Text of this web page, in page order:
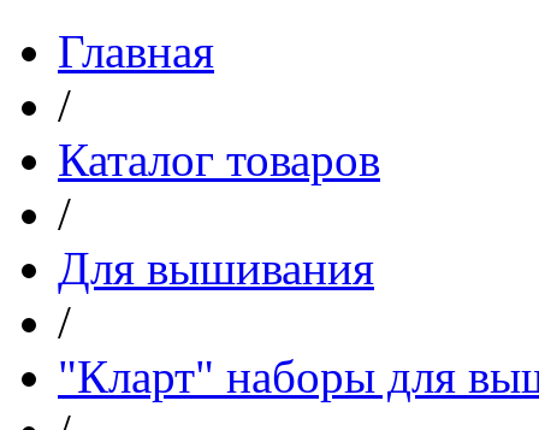
Главная
/
Каталог товаров
/
Для вышивания
/
"Кларт" наборы для